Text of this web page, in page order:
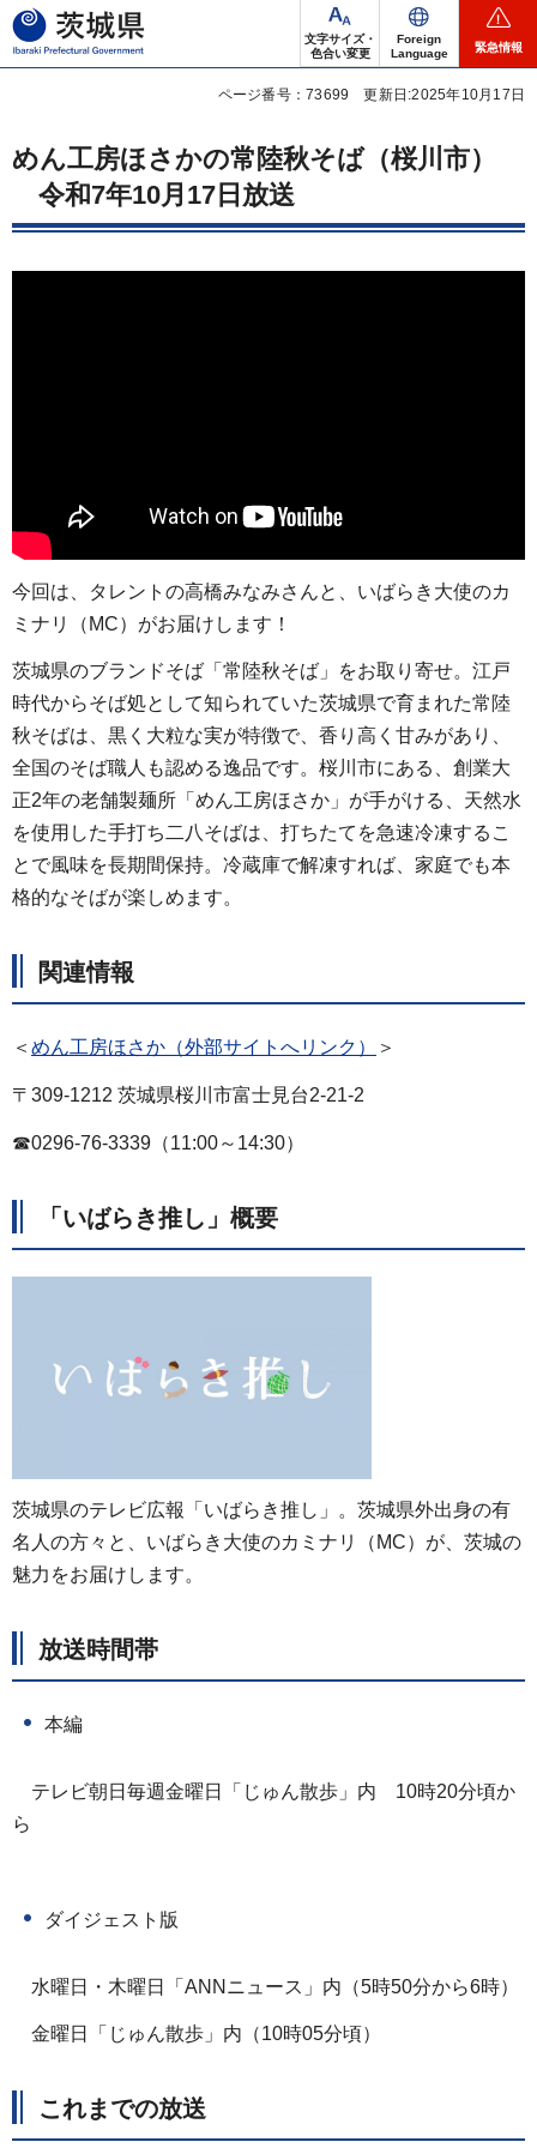
茨城県
文字サイズ・
色合い変更
Foreign
Language
緊急情報
ページ番号：73699 更新日:2025年10月17日
めん工房ほさかの常陸秋そば（桜川市）
令和7年10月17日放送
今回は、タレントの高橋みなみさんと、いばらき大使のカ
ミナリ（MC）がお届けします！
茨城県のブランドそば「常陸秋そば」をお取り寄せ。江戸
時代からそば処として知られていた茨城県で育まれた常陸
秋そばは、黒く大粒な実が特徴で、香り高く甘みがあり、
全国のそば職人も認める逸品です。桜川市にある、創業大
正2年の老舗製麺所「めん工房ほさか」が手がける、天然水
を使用した手打ち二八そばは、打ちたてを急速冷凍するこ
とで風味を長期間保持。冷蔵庫で解凍すれば、家庭でも本
格的なそばが楽しめます。
関連情報
＜ めん工房ほさか（外部サイトへリンク） ＞
〒309-1212 茨城県桜川市富士見台2-21-2
☎0296-76-3339（11:00～14:30）
「いばらき推し」概要
茨城県のテレビ広報「いばらき推し」。茨城県外出身の有
名人の方々と、いばらき大使のカミナリ（MC）が、茨城の
魅力をお届けします。
放送時間帯
本編
テレビ朝日毎週金曜日「じゅん散歩」内 10時20分頃か
ら
ダイジェスト版
水曜日・木曜日「ANNニュース」内（5時50分から6時）
金曜日「じゅん散歩」内（10時05分頃）
これまでの放送